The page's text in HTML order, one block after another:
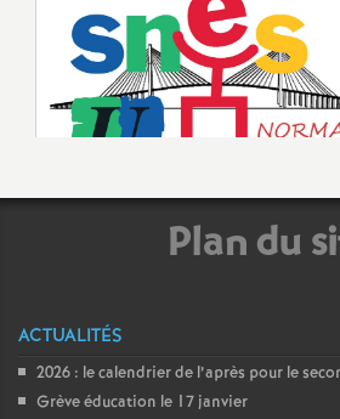
Plan du
ACTUALITÉS
2026 : le calendrier de l’après pour le
Grève éducation le 17 janvier